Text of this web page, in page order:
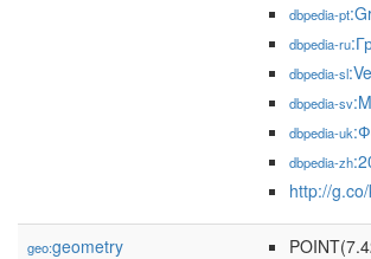
dbpedia-pt
dbpedia-ru
dbpedia-sl
dbpedia-sv
dbpedia-uk
dbpedia-zh
http://
geo:geometry